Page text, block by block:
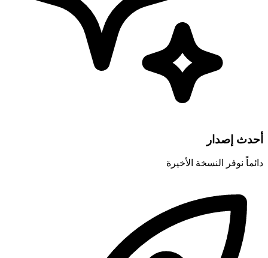
أحدث إصدار
دائماً نوفر النسخة الأخيرة